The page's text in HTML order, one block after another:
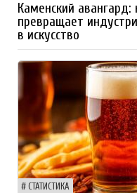
Каменский авангард:
превращает
в искусство
СТАТИСТИКА